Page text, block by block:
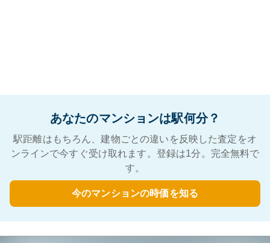
あなたのマンションは駅何分？
駅距離はもちろん、建物ごとの違いを反映した査定をオ
ンラインで今すぐ受け取れます。登録は1分。完全無料で
す。
今のマンションの時価を知る